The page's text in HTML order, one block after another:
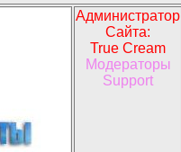
Администратор
Сайта:
True Cream
Модераторы
Support